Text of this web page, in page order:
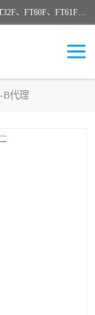
深圳悟芯电子科技有限公司目前主营的电子元器件型号FT32F、FT60F、FT61F、FT62F、FT64F、FT61FC、MCU EEPROM MOS LDO 稳压管 触摸IC DC-DC AC-DC 协议IC等，广泛应用于LED射灯、LED日光灯、等诸多领域。
B代理